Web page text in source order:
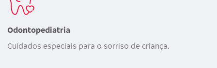
Odontopediatria
Cuidados especiais para o sorriso de criança.